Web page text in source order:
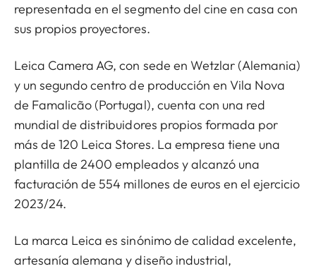
representada en el segmento del cine en casa con
sus propios proyectores.
Leica Camera AG, con sede en Wetzlar (Alemania)
y un segundo centro de producción en Vila Nova
de Famalicão (Portugal), cuenta con una red
mundial de distribuidores propios formada por
más de 120 Leica Stores. La empresa tiene una
plantilla de 2400 empleados y alcanzó una
facturación de 554 millones de euros en el ejercicio
2023/24.
La marca Leica es sinónimo de calidad excelente,
artesanía alemana y diseño industrial,